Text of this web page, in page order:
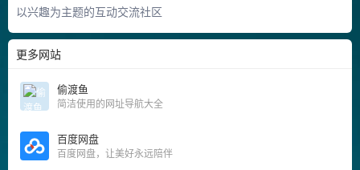
以兴趣为主题的互动交流社区
更多网站
偷渡鱼
简洁使用的网址导航大全
百度网盘
百度网盘，让美好永远陪伴